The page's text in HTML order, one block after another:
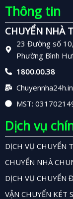
Thông tin
CHUYỂN NHÀ
23 Đường số
Phường Bình
1800.00.38
MST:
Dịch vụ
DỊCH VỤ CHUYỂN
CHUYỂN NHÀ
DỊCH VỤ CHUYỂN
VẬN CHUYỂN KÉT